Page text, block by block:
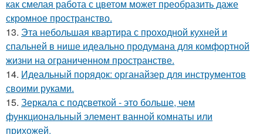
как смелая работа с цветом может преобразить даже
скромное пространство.
13. Эта небольшая квартира с проходной кухней и
спальней в нише идеально продумана для комфортной
жизни на ограниченном пространстве.
14. Идеальный порядок: органайзер для инструментов
своими руками.
15. Зеркала с подсветкой - это больше, чем
функциональный элемент ванной комнаты или
прихожей.